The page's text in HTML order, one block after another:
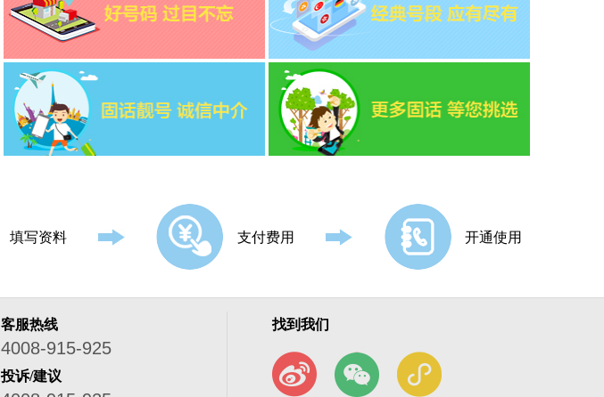
填写资料 支付费用 开通使用
客服热线
4008-915-925
投诉/建议
找到我们